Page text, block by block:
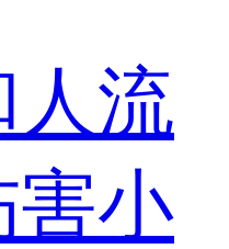
人流
害小